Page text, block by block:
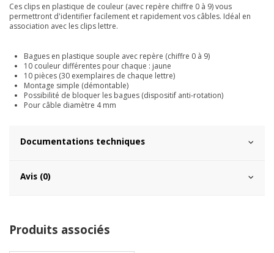
Ces clips en plastique de couleur (avec repère chiffre 0 à 9) vous
permettront d'identifier facilement et rapidement vos câbles. Idéal en
association avec les clips lettre.
Bagues en plastique souple avec repère (chiffre 0 à 9)
10 couleur différentes pour chaque : jaune
10 pièces (30 exemplaires de chaque lettre)
Montage simple (démontable)
Possibilité de bloquer les bagues (dispositif anti-rotation)
Pour câble diamètre 4 mm
Documentations techniques
Avis (0)
Produits associés